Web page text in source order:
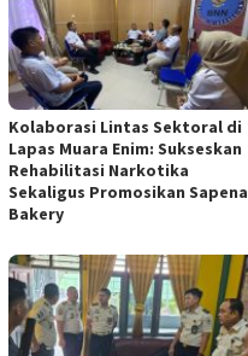
Kolaborasi Lintas Sektoral di
Lapas Muara Enim: Sukseskan
Rehabilitasi Narkotika
Sekaligus Promosikan Sapena
Bakery